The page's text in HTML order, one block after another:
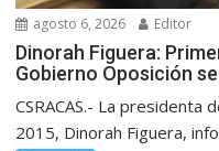
agosto 6, 2026 Editor
Dinorah Figuera:
Gobierno Oposición
CSRACAS.- La presidenta
2015, Dinorah Figuera,